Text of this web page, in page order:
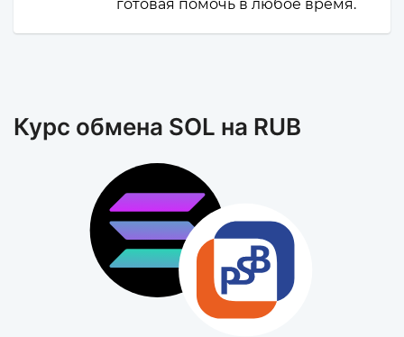
готовая помочь в любое время.
Курс обмена SOL на RUB